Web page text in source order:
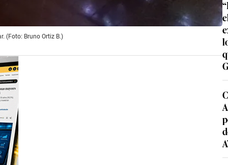
(Foto: Bruno Ortiz B.)